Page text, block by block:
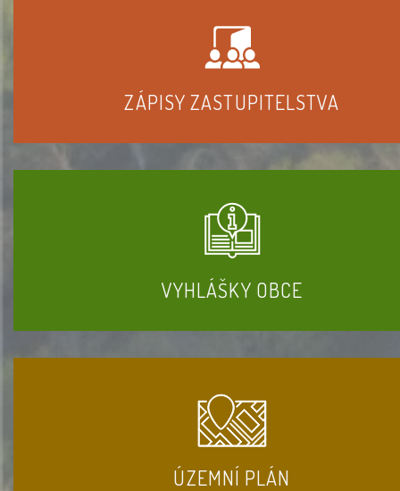
ZÁPISY ZASTUPITELSTVA
VYHLÁŠKY OBCE
ÚZEMNÍ PLÁN